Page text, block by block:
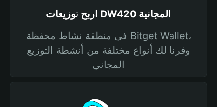
اربح توزيعات DW420 المجانية
في منطقة نشاط محفظة Bitget Wallet،
وفرنا لك أنواع مختلفة من أنشطة التوزيع
المجاني